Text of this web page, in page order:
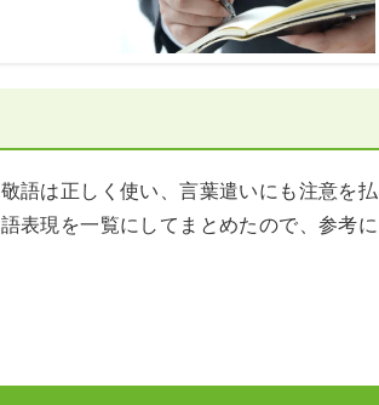
語は正しく使い、言葉遣いにも注意を払
表現を一覧にしてまとめたので、参考に